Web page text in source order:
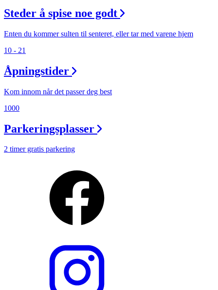
Steder å spise noe godt
Enten du kommer sulten til senteret, eller tar med varene hjem
10 - 21
Åpningstider
Kom innom når det passer deg best
1000
Parkeringsplasser
2 timer gratis parkering